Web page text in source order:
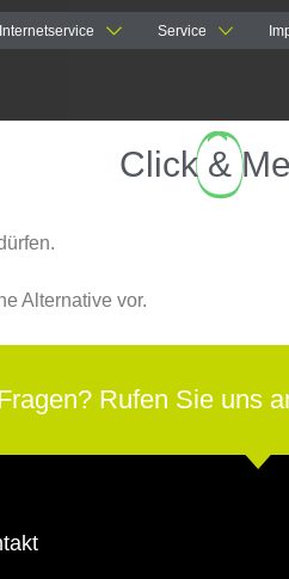
Internetservice Service
Click &
Alternative vor.
Rufen Sie uns